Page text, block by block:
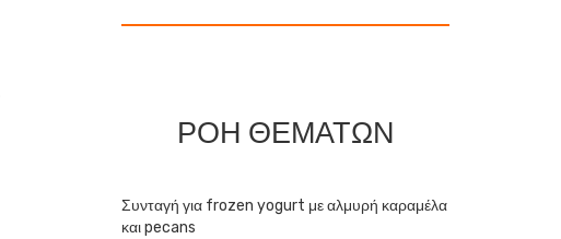
ΡΟΗ ΘΕΜΑΤΩΝ
Συνταγή για frozen yogurt με αλμυρή καραμέλα
και pecans